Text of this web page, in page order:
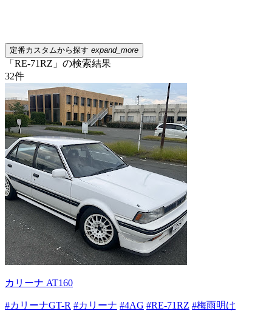
定番カスタムから探す expand_more
「RE-71RZ」の検索結果
32件
カリーナ AT160
#カリーナGT-R #カリーナ #4AG #RE-71RZ #梅雨明け